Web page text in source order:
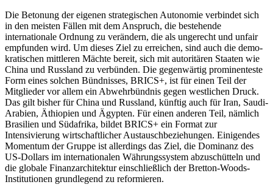
Die Betonung der eigenen strategischen Autonomie verbindet sich
in den meisten Fällen mit dem Anspruch, die bestehende
internationale Ordnung zu verändern, die als ungerecht und unfair
empfunden wird. Um dieses Ziel zu erreichen, sind auch die demo­
kratischen mittleren Mächte bereit, sich mit autoritären Staaten wie
China und Russland zu ver­bünden. Die gegenwärtig prominenteste
Form eines solchen Bündnisses, BRICS+, ist für einen Teil der
Mitglieder vor allem ein Abwehrbündnis gegen westlichen Druck.
Das gilt bisher für China und Russland, künftig auch für Iran, Saudi-
Arabien, Äthio­pien und Ägypten. Für einen anderen Teil, nämlich
Brasilien und Südafrika, bildet BRICS+ ein Format zur
Intensivierung wirtschaftlicher Aus­tauschbeziehungen. Einigendes
Momentum der Gruppe ist allerdings das Ziel, die Dominanz des
US‑Dollars im internationalen Währungssystem abzuschütteln und
die globale Finanzarchitektur einschließlich der Bretton-Woods-
Institutionen grundlegend zu reformieren.